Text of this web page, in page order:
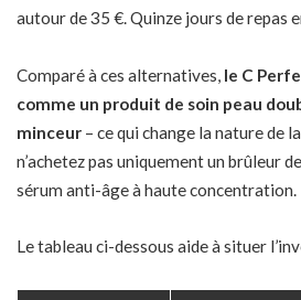
autour de 35 €. Quinze jours de repas
Comparé à ces alternatives, le C
comme un produit de soin peau
minceur – ce qui change la nature de
n’achetez pas uniquement un brûleur
sérum anti-âge à haute concentration.
Le tableau ci-dessous aide à situer